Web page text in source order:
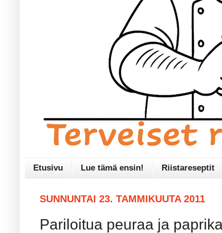
Etusivu Lue tämä ensin! Riistareseptit
SUNNUNTAI 23. TAMMIKUUTA 2011
Pariloitua peuraa ja